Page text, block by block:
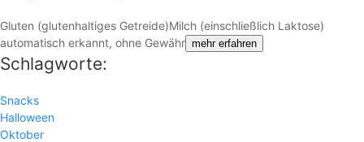
Gluten (glutenhaltiges Getreide)Milch (einschließlich Laktose)
automatisch erkannt, ohne Gewähr mehr erfahren
Schlagworte:
Snacks
Halloween
Oktober